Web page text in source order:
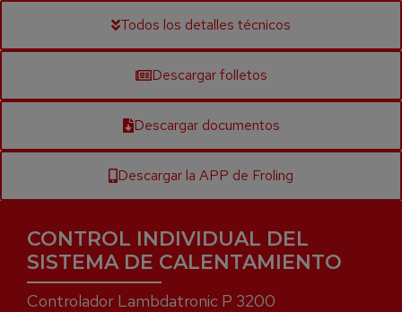
Todos los detalles técnicos
Descargar folletos
Descargar documentos
Descargar la APP de Froling
CONTROL INDIVIDUAL DEL
SISTEMA DE CALENTAMIENTO
Controlador Lambdatronic P 3200